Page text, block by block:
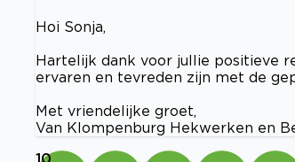
Hoi Sonja,
Hartelijk dank voor jullie positieve
ervaren en tevreden zijn met de
Met vriendelijke groet,
Van Klompenburg Hekwerken en
10